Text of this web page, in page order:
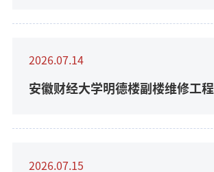
2026.07.14
安徽财经大学明德楼副楼维修工程
2026.07.15